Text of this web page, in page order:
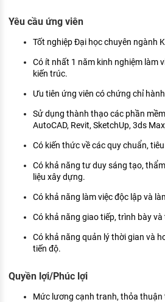
Yêu cầu ứng viên
Tốt nghiệp Đại học chuyên ngành
Có ít nhất 1 năm kinh nghiệm làm
kiến trúc.
Ưu tiên ứng viên có chứng chỉ
Sử dụng thành thạo các phần
AutoCAD, Revit, SketchUp, 3ds
Có kiến thức về các quy chuẩn,
Có khả năng tư duy sáng tạo,
liệu xây dựng.
Có khả năng làm việc độc lập và
Có khả năng giao tiếp, trình bày
Có khả năng quản lý thời gian và
tiến độ.
Quyền lợi/Phúc lợi
Mức lương cạnh tranh, thỏa thuận